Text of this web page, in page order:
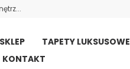
SKLEP TAPETY LUKSUSOWE
KONTAKT